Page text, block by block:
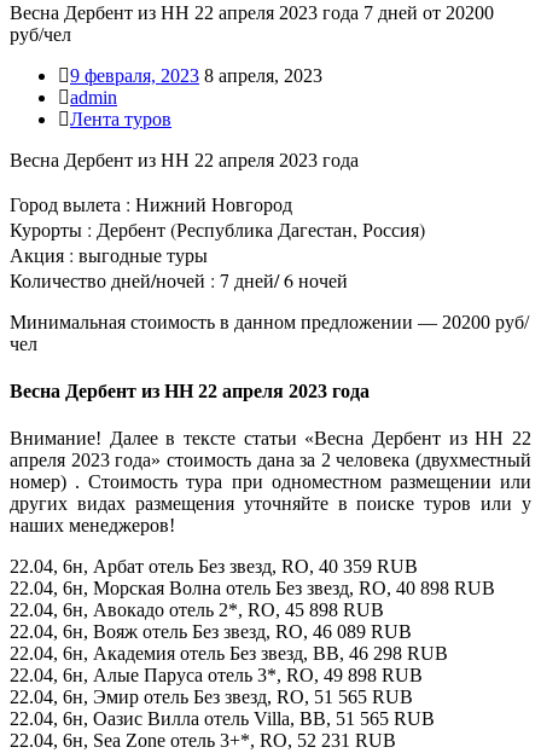
Весна Дербент из НН 22 апреля 2023 года 7 дней от 20200
руб/чел
9 февраля, 2023 8 апреля, 2023
admin
Лента туров
Весна Дербент из НН 22 апреля 2023 года
Город вылета : Нижний Новгород
Курорты : Дербент (Республика Дагестан, Россия)
Акция : выгодные туры
Количество дней/ночей : 7 дней/ 6 ночей
Минимальная стоимость в данном предложении — 20200 руб/
чел
Весна Дербент из НН 22 апреля 2023 года
Внимание! Далее в тексте статьи «Весна Дербент из НН 22
апреля 2023 года» стоимость дана за 2 человека (двухместный
номер) . Стоимость тура при одноместном размещении или
других видах размещения уточняйте в поиске туров или у
наших менеджеров!
22.04, 6н, Арбат отель Без звезд, RO, 40 359 RUB
22.04, 6н, Морская Волна отель Без звезд, RO, 40 898 RUB
22.04, 6н, Авокадо отель 2*, RO, 45 898 RUB
22.04, 6н, Вояж отель Без звезд, RO, 46 089 RUB
22.04, 6н, Академия отель Без звезд, BB, 46 298 RUB
22.04, 6н, Алые Паруса отель 3*, RO, 49 898 RUB
22.04, 6н, Эмир отель Без звезд, RO, 51 565 RUB
22.04, 6н, Оазис Вилла отель Villa, BB, 51 565 RUB
22.04, 6н, Sea Zone отель 3+*, RO, 52 231 RUB